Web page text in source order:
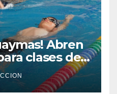
Abren
clases de